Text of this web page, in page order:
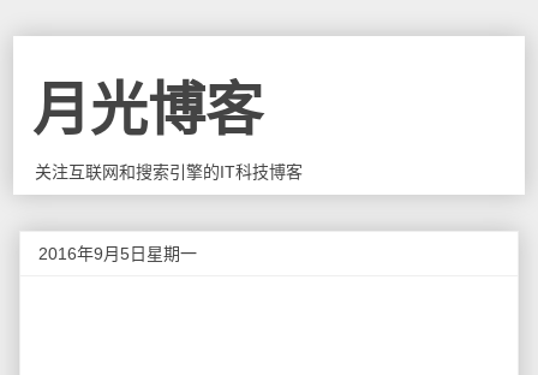
月光博客
关注互联网和搜索引擎的IT科技博客
2016年9月5日星期一